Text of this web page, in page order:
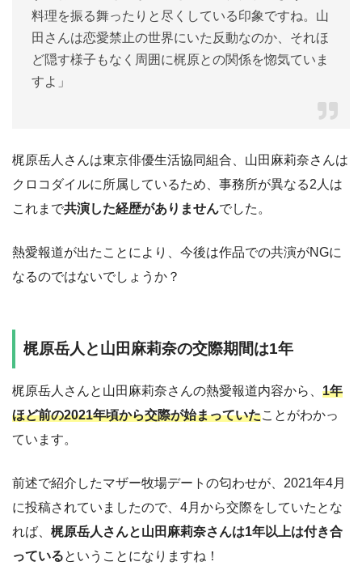
料理を振る舞ったりと尽くしている印象ですね。山
田さんは恋愛禁止の世界にいた反動なのか、それほ
ど隠す様子もなく周囲に梶原との関係を惚気ていま
すよ」
梶原岳人さんは東京俳優生活協同組合、山田麻莉奈さんは
クロコダイルに所属しているため、事務所が異なる2人は
これまで共演した経歴がありませんでした。
熱愛報道が出たことにより、今後は作品での共演がNGに
なるのではないでしょうか？
梶原岳人と山田麻莉奈の交際期間は1年
梶原岳人さんと山田麻莉奈さんの熱愛報道内容から、 1年
ほど前の2021年頃から交際が始まっていたことがわかっ
ています。
前述で紹介したマザー牧場デートの匂わせが、2021年4月
に投稿されていましたので、4月から交際をしていたとな
れば、 梶原岳人さんと山田麻莉奈さんは1年以上は付き合
っているということになりますね！